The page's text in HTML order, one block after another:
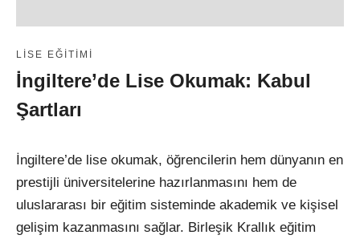
LISE EĞITIMI
İngiltere’de Lise Okumak: Kabul
Şartları
İngiltere’de lise okumak, öğrencilerin hem dünyanın en
prestijli üniversitelerine hazırlanmasını hem de
uluslararası bir eğitim sisteminde akademik ve kişisel
gelişim kazanmasını sağlar. Birleşik Krallık eğitim